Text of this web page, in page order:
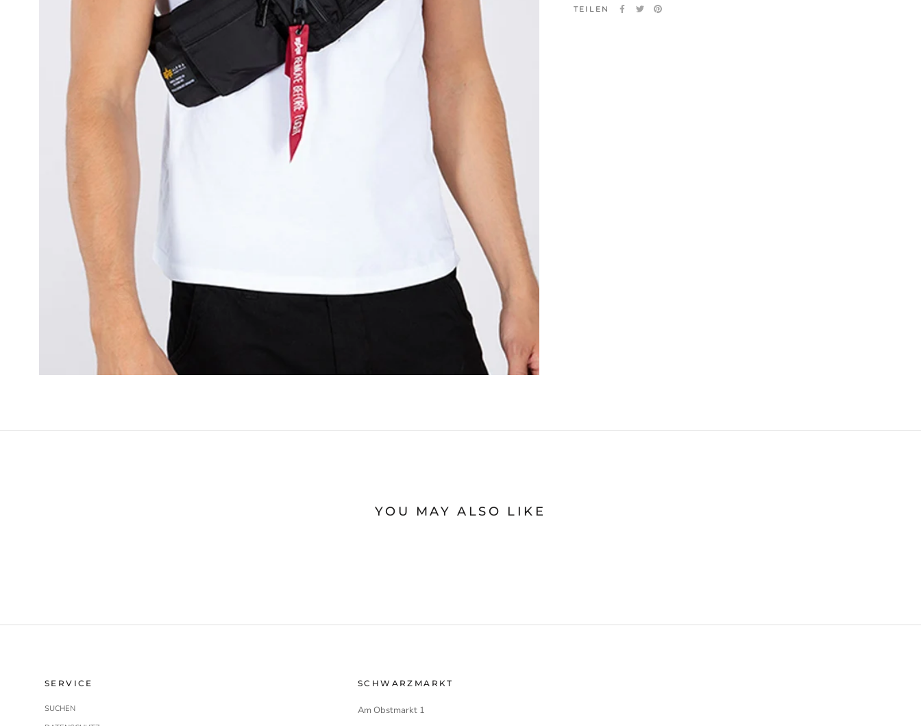
TEILEN
YOU MAY ALSO LIKE
SERVICE
SUCHEN
SCHWARZMARKT
Am Obstmarkt 1